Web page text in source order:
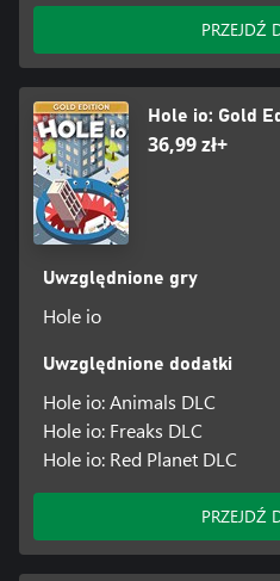
PRZEJDŹ
Hole io: Gold
36,99 zł+
Uwzględnione gry
Hole io
Uwzględnione dodatki
Hole io: Animals DLC
Hole io: Freaks DLC
Hole io: Red Planet DLC
PRZEJDŹ